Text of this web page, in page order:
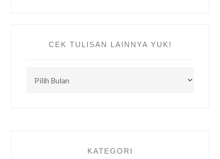
CEK TULISAN LAINNYA YUK!
TULISAN
KATEGORI